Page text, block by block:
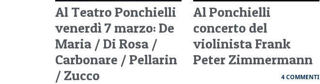
Al Teatro Ponchielli
venerdì 7 marzo: De
Maria / Di Rosa /
Carbonare / Pellarin
/ Zucco
Al Ponchielli
concerto del
violinista Frank
Peter Zimmermann
4 COMMENTI